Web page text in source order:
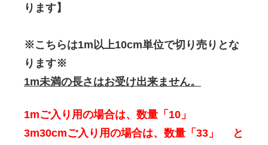
ります】
※こちらは1m以上10cm単位で切り売りとな
ります※
1m未満の長さはお受け出来ません。
1mご入り用の場合は、数量「10」
3m30cmご入り用の場合は、数量「33」 と